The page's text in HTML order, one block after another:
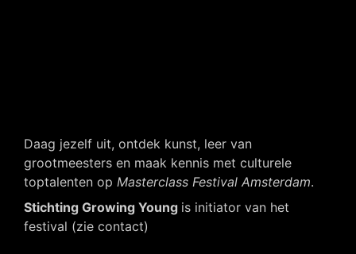
Daag jezelf uit, ontdek kunst, leer van
grootmeesters en maak kennis met culturele
toptalenten op Masterclass Festival Amsterdam.
Stichting Growing Young is initiator van het
festival (zie contact)